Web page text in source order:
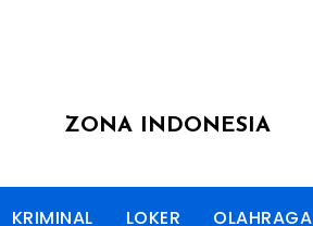
ZONA INDONESIA
KRIMINAL LOKER OLAHRAGA